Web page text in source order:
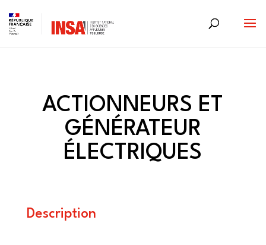
to
content
ACTIONNEURS ET
GÉNÉRATEUR
ÉLECTRIQUES
Description